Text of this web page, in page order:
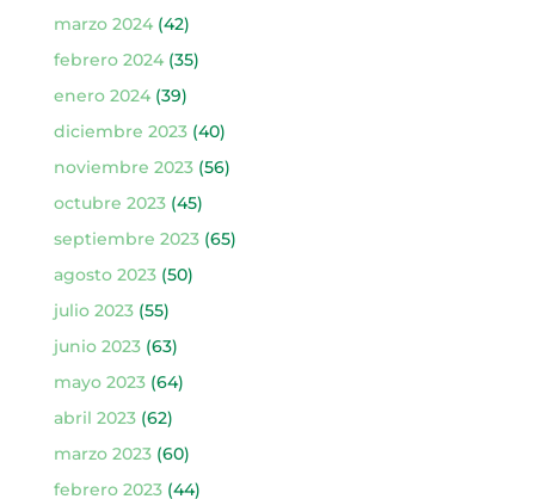
marzo 2024(42)
febrero 2024(35)
enero 2024(39)
diciembre 2023(40)
noviembre 2023(56)
octubre 2023(45)
septiembre 2023(65)
agosto 2023(50)
julio 2023(55)
junio 2023(63)
mayo 2023(64)
abril 2023(62)
marzo 2023(60)
febrero 2023(44)